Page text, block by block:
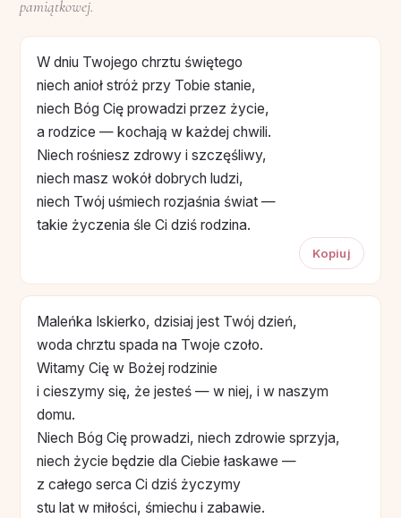
pamiątkowej.
W dniu Twojego chrztu świętego
niech anioł stróż przy Tobie stanie,
niech Bóg Cię prowadzi przez życie,
a rodzice — kochają w każdej chwili.
Niech rośniesz zdrowy i szczęśliwy,
niech masz wokół dobrych ludzi,
niech Twój uśmiech rozjaśnia świat —
takie życzenia śle Ci dziś rodzina.
Kopiuj
Maleńka Iskierko, dzisiaj jest Twój dzień,
woda chrztu spada na Twoje czoło.
Witamy Cię w Bożej rodzinie
i cieszymy się, że jesteś — w niej, i w naszym
domu.
Niech Bóg Cię prowadzi, niech zdrowie sprzyja,
niech życie będzie dla Ciebie łaskawe —
z całego serca Ci dziś życzymy
stu lat w miłości, śmiechu i zabawie.